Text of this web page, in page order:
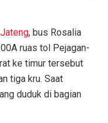
Jateng, bus Rosalia
ruas tol Pejagan-
ke timur tersebut
tiga kru. Saat
duduk di bagian